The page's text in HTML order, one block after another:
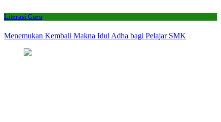
Literasi Guru
Menemukan Kembali Makna Idul Adha bagi Pelajar SMK